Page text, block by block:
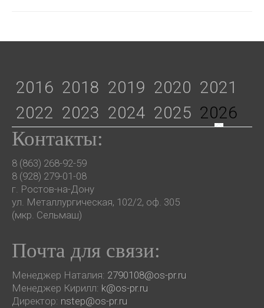
2016 2018 2019 2020 2021
2022 2023 2024 2025 2026
Контакты:
8 (863) 268-92-59
8 (928) 279-01-08
г. Ростов-на-Дону
ул. Металлургическая, 102/2, оф. 305
(мкр. Сельмаш)
Почта для связи:
Менеджер Наталия: 2790108@os-pr.ru
Менеджер Кирилл: k@os-pr.ru
Директор: nstep@os-pr.ru